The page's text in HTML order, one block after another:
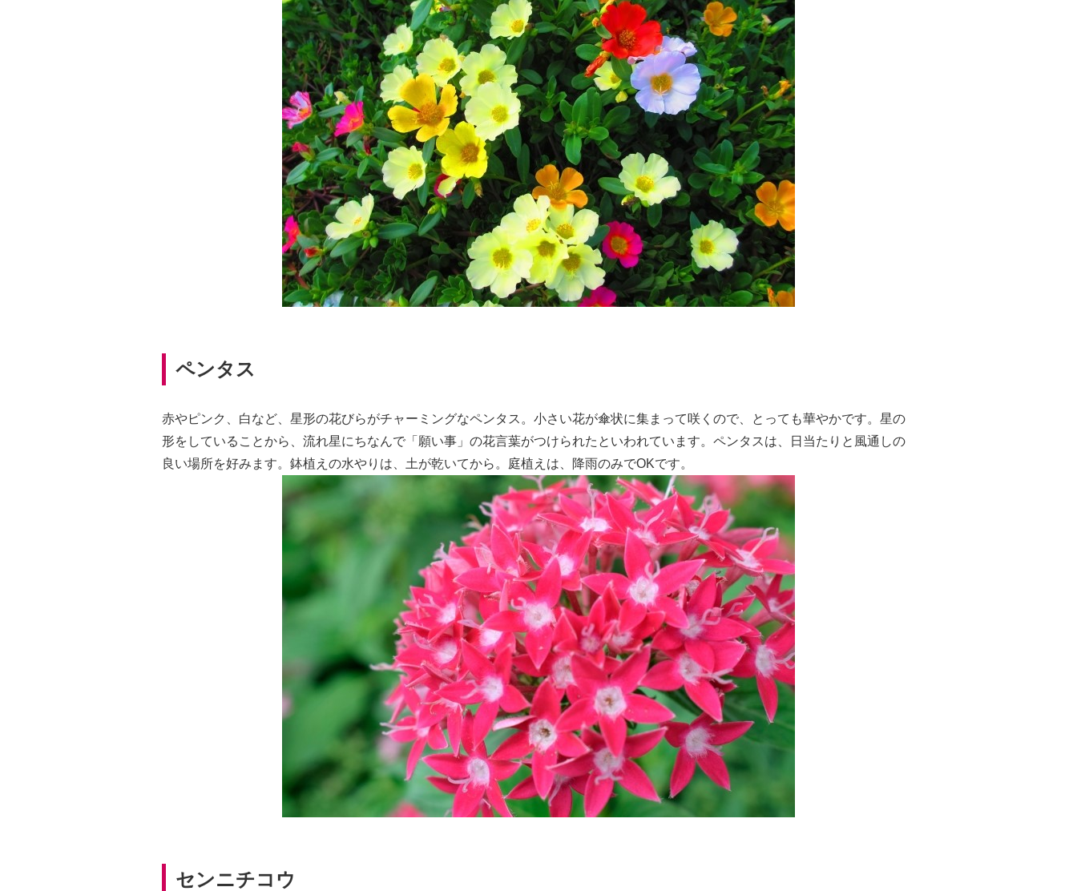
ペンタス
赤やピンク、白など、星形の花びらがチャーミングなペンタス。小さい花が傘状に集まって咲くので、とっても華やかです。星の
形をしていることから、流れ星にちなんで「願い事」の花言葉がつけられたといわれています。ペンタスは、日当たりと風通しの
良い場所を好みます。鉢植えの水やりは、土が乾いてから。庭植えは、降雨のみでOKです。
センニチコウ